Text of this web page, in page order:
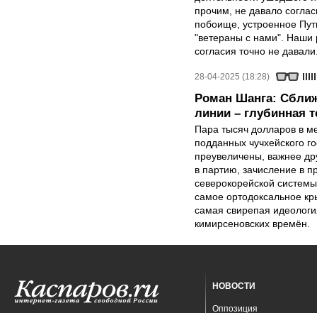
прочим, не давало
побоище, устроенное
"ветераны с нами". Наши
согласия точно не
28-04-2025 (18:28)
Роман Шанга:
линии – глубинная
Пара тысяч долларов в
подданных чучхейского
преувеличены, важнее
в партию, зачисление в
северокорейской
самое ортодоксальное
самая свирепая
кимирсеновских времён.
НОВОСТИ
Оппозиция